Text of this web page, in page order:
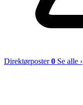
Direktørposter0 Se alle ›